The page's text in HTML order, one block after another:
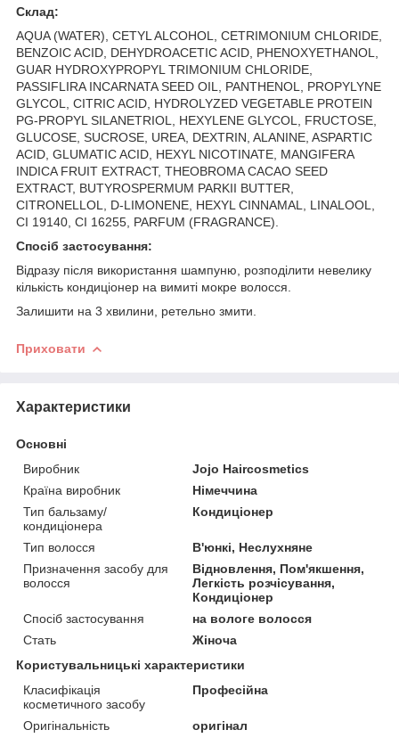
Склад:
AQUA (WATER), CETYL ALCOHOL, CETRIMONIUM CHLORIDE,
BENZOIC ACID, DEHYDROACETIC ACID, PHENOXYETHANOL,
GUAR HYDROXYPROPYL TRIMONIUM CHLORIDE,
PASSIFLIRA INCARNATA SEED OIL, PANTHENOL, PROPYLYNE
GLYCOL, CITRIC ACID, HYDROLYZED VEGETABLE PROTEIN
PG-PROPYL SILANETRIOL, HEXYLENE GLYCOL, FRUCTOSE,
GLUCOSE, SUCROSE, UREA, DEXTRIN, ALANINE, ASPARTIC
ACID, GLUMATIC ACID, HEXYL NICOTINATE, MANGIFERA
INDICA FRUIT EXTRACT, THEOBROMA CACAO SEED
EXTRACT, BUTYROSPERMUM PARKII BUTTER,
CITRONELLOL, D-LIMONENE, HEXYL CINNAMAL, LINALOOL,
CI 19140, CI 16255, PARFUM (FRAGRANCE).
Спосіб застосування:
Відразу після використання шампуню, розподілити невелику
кількість кондиціонер на вимиті мокре волосся.
Залишити на 3 хвилини, ретельно змити.
Приховати
Характеристики
Основні
Виробник
Jojo Haircosmetics
Країна виробник
Німеччина
Тип бальзаму/
кондиціонера
Кондиціонер
Тип волосся
В'юнкі, Неслухняне
Призначення засобу для
волосся
Відновлення, Пом'якшення,
Легкість розчісування,
Кондиціонер
Спосіб застосування
на вологе волосся
Стать
Жіноча
Користувальницькі характеристики
Класифікація
косметичного засобу
Професійна
Оригінальність
оригінал